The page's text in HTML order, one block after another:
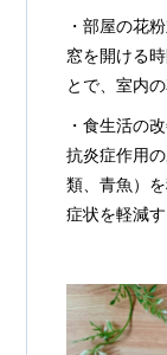
・部屋の花
窓を開ける
とで、室内
・食生活の
抗炎症作用
類、青魚）
症状を軽減